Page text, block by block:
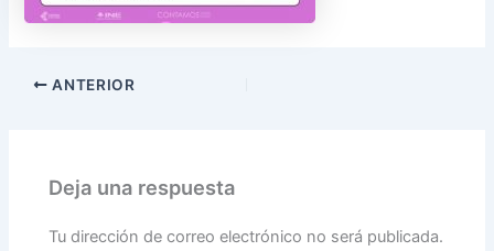
ANTERIOR
Deja una respuesta
Tu dirección de correo electrónico no será publicada.